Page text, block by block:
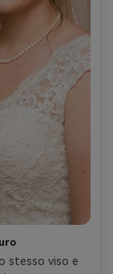
stesso viso e